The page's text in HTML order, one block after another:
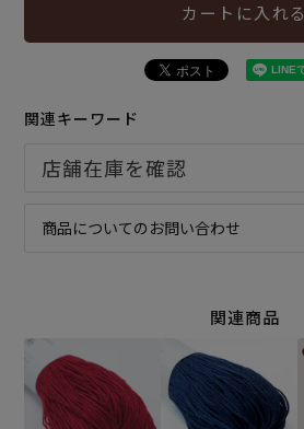
カートに入れる
関連キーワード
商品についてのお問い合わせ
関連商品